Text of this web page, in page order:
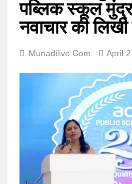
पब्लिक स्कूल
नवाचार की
Munadilive.com April